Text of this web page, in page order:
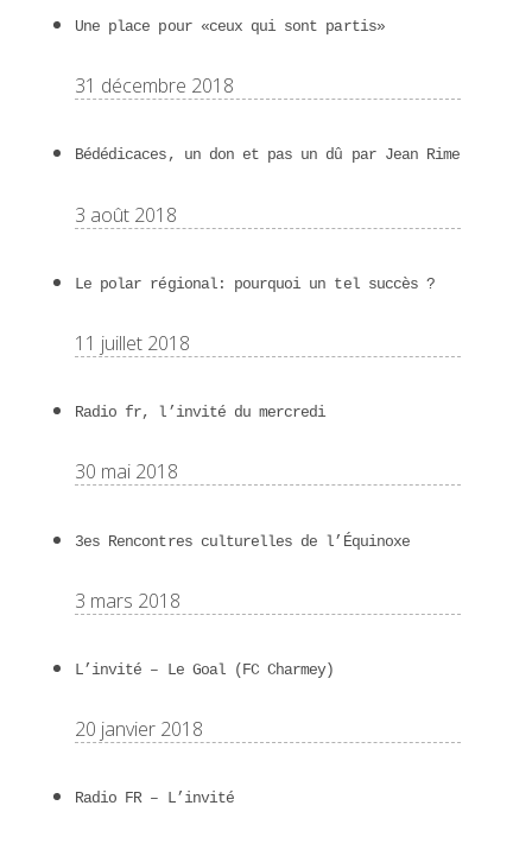
Une place pour «ceux qui sont partis»
31 décembre 2018
Bédédicaces, un don et pas un dû par Jean Rime
3 août 2018
Le polar régional: pourquoi un tel succès ?
11 juillet 2018
Radio fr, l’invité du mercredi
30 mai 2018
3es Rencontres culturelles de l’Équinoxe
3 mars 2018
L’invité – Le Goal (FC Charmey)
20 janvier 2018
Radio FR – L’invité